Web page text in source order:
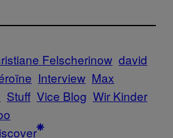
Felscherinow david
Interview Max
Stuff Vice Blog Wir Kinder